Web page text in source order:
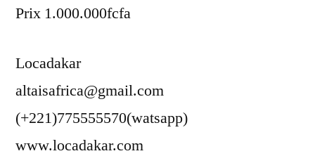
Prix 1.000.000fcfa
Locadakar
altaisafrica@gmail.com
(+221)775555570(watsapp)
www.locadakar.com